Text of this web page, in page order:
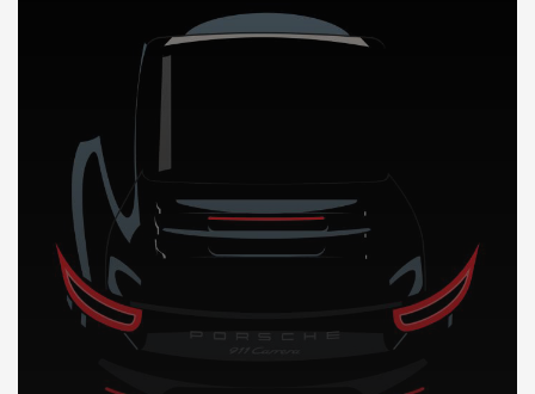
DÉCOUVREZ NOTRE IMPORTATION AUTO en Slovakie